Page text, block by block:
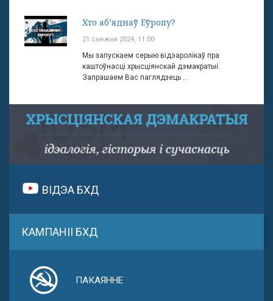
Хто аб’яднаў Еўропу?
21 снежня 2024, 11:00
Мы запускаем серыю відэаролікаў пра
каштоўнасці хрысціянскай дэмакратыі.
Запрашаем Вас паглядзець ...
ВІДЭА БХД
КАМПАНІІ БХД
ПАКАЯННЕ